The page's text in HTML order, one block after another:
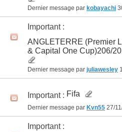
Dernier message par kobayachi
Important :
ANGLETERRE (Premier
& Capital One Cup)206/
Dernier message par juliawesley
Important : Fifa
Dernier message par Kvn55 27/
Important :